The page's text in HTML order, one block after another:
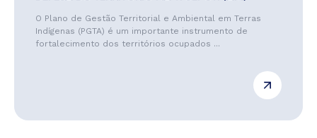
O Plano de Gestão Territorial e Ambiental em Terras
Indígenas (PGTA) é um importante instrumento de
fortalecimento dos territórios ocupados ...